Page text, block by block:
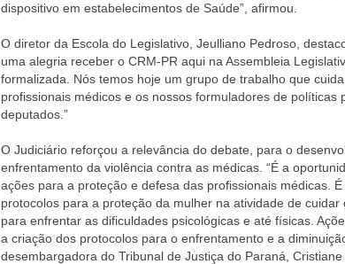
dispositivo em estabelecimentos de Saúde”, afirmou.
O diretor da Escola do Legislativo, Jeulliano Pedroso,
uma alegria receber o CRM-PR aqui na Assembleia
formalizada. Nós temos hoje um grupo de trabalho que
profissionais médicos e os nossos formuladores de políticas
deputados.”
O Judiciário reforçou a relevância do debate, para o
enfrentamento da violência contra as médicas. “É a
ações para a proteção e defesa das profissionais médicas.
protocolos para a proteção da mulher na atividade de
para enfrentar as dificuldades psicológicas e até físicas.
a criação dos protocolos para o enfrentamento e a
desembargadora do Tribunal de Justiça do Paraná, Cristiane